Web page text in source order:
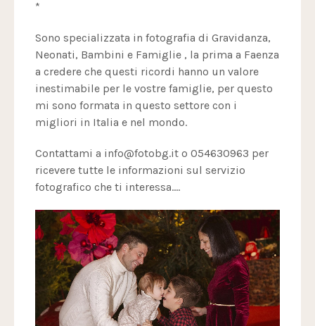
*
Sono specializzata in fotografia di Gravidanza,
Neonati, Bambini e Famiglie , la prima a Faenza
a credere che questi ricordi hanno un valore
inestimabile per le vostre famiglie, per questo
mi sono formata in questo settore con i
migliori in Italia e nel mondo.
Contattami a info@fotobg.it o 054630963 per
ricevere tutte le informazioni sul servizio
fotografico che ti interessa....